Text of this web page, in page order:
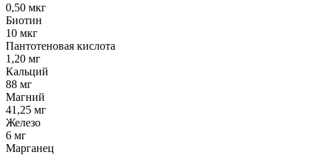
0,50 мкг
Биотин
10 мкг
Пантотеновая кислота
1,20 мг
Кальций
88 мг
Магний
41,25 мг
Железо
6 мг
Марганец